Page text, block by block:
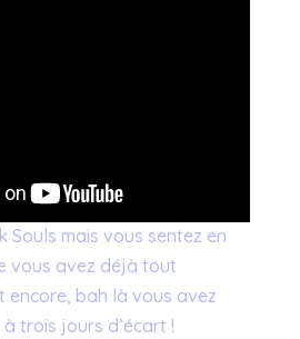
Souls mais vous sentez en
vous avez déjà tout
encore, bah là vous avez
trois jours d’écart !